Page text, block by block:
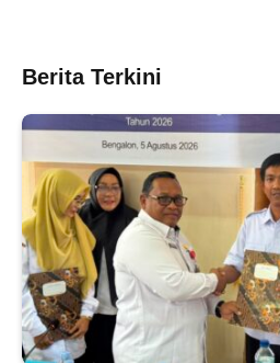
Berita Terkini